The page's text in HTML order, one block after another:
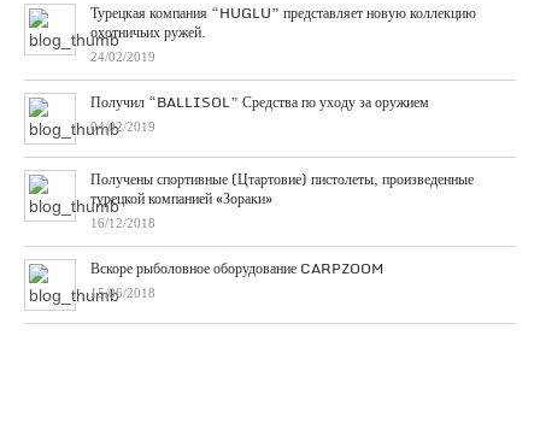
Турецкая компания “HUGLU” представляет новую коллекцию
охотничьих ружей.
24/02/2019
Получил “BALLISOL” Средства по уходу за оружием
04/02/2019
Получены спортивные (Цтартовие) пистолеты, произведенные
турецкой компанией «Зораки»
16/12/2018
Вскоре рыболовное оборудование CARPZOOM
15/06/2018